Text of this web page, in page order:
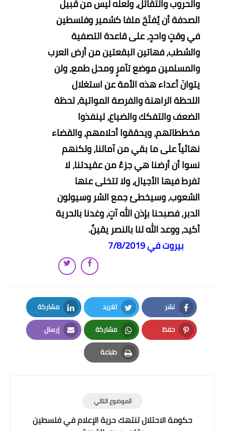
والحروب والتقاتل، ولعله ليس من قبيل
الصدفة أن يُفتَحَ ملفا كشمير وفلسطين
في وقتٍ واحدٍ، على قاعدة التصفية
والشطب، فهاتين البقعتين من أرض العرب
والمسلمين موضع تآمرٍ ومحل طمع، ولن
يتوانَ أعداء هذه الأمة عن استغلال
اللحظة الراهنة والفرصة المواتية، لحظة
الضعف والتفكك والضياع، لينفذوا
مخططاتهم، ويحققوا أحلامهم، والقضاء
نهائياً على ما بقي من آمالنا، ولكنهم
نسوا أن أرضنا هي جزءٌ من عقيدتنا، لا
تفرط فيها الأجيال، ولا تتخلى عنها
الشعوب، وسيخطئ جمع الشر وسيولون
الدبر، فصبحنا بإذن الله آتٍ، وغدنا بالحرية
أكيد، ووعد الله لنا بالنصر يقينٌ.
بيروتفي 7/8/2019
نشر
Facebook
تغريد
Twitter
مشاركة
LinkedIn
حفظ
Pinterest
مشاركة
Whatsapp
إرسال
Email
طباعة
Print
الموضوع التالي
حكومة الاحتلال تنتهك حرية الإعلام في فلسطين